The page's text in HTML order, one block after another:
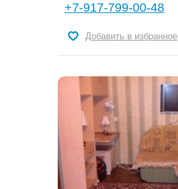
+7-917-799-00-48
Добавить в избранное